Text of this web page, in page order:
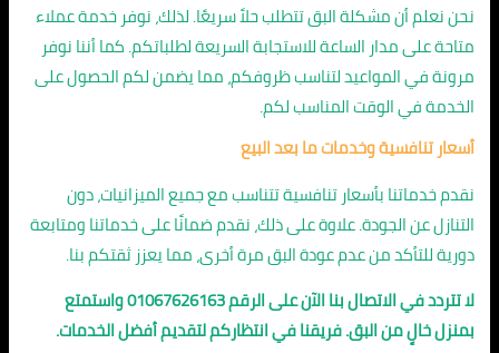
نحن نعلم أن مشكلة البق تتطلب حلاً سريعًا. لذلك، نوفر خدمة عملاء
متاحة على مدار الساعة للاستجابة السريعة لطلباتكم. كما أننا نوفر
مرونة في المواعيد لتناسب ظروفكم، مما يضمن لكم الحصول على
الخدمة في الوقت المناسب لكم.
أسعار تنافسية وخدمات ما بعد البيع
نقدم خدماتنا بأسعار تنافسية تتناسب مع جميع الميزانيات، دون
التنازل عن الجودة. علاوة على ذلك، نقدم ضمانًا على خدماتنا ومتابعة
دورية للتأكد من عدم عودة البق مرة أخرى، مما يعزز ثقتكم بنا.
لا تتردد في الاتصال بنا الآن على الرقم 01067626163 واستمتع
بمنزل خالٍ من البق. فريقنا في انتظاركم لتقديم أفضل الخدمات.